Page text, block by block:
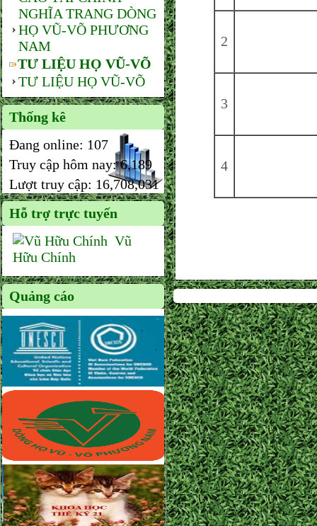
NGHĨA TRANG DÒNG
HỌ VŨ-VÕ PHƯƠNG
NAM
TƯ LIỆU HỌ VŨ-VÕ
TƯ LIỆU HỌ VŨ-VÕ
Thống kê
Đang online: 107
Truy cập hôm nay:6,189
Lượt truy cập: 16,708,031
Hỗ trợ trực tuyến
Vũ
Hữu Chính
Quảng cáo
2
3
4